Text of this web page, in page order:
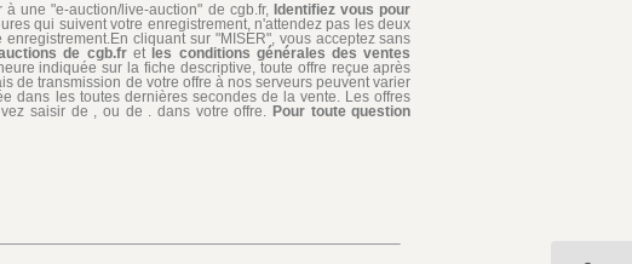
une "e-auction/live-auction" de cgb.fr, Identifiez vous pour
qui suivent votre enregistrement, n'attendez pas les deux
cliquant sur "MISER", vous acceptez sans
de cgb.fret les conditions générales des ventes
indiquée sur la fiche descriptive, toute offre reçue après
de transmission de votre offre à nos serveurs peuvent varier
dans les toutes dernières secondes de la vente. Les offres
saisir de , ou de . dans votre offre. Pour toute question